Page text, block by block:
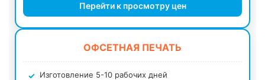
Перейти к просмотру цен
ОФСЕТНАЯ ПЕЧАТЬ
Изготовление 5-10 рабочих дней